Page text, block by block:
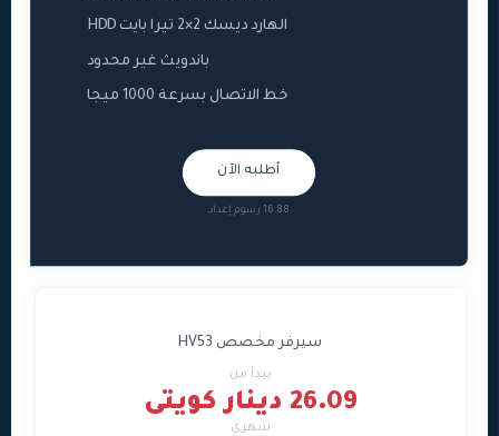
الهارد ديسك 2×2 تيرا بايت HDD
باندويث غير محدود
خط الاتصال بسرعة 1000 ميجا
أطلبه الآن
16.88 رسوم إعداد
سيرفر مخصص HV53
يبدأ من
26.09 دينار كويتى
شهري